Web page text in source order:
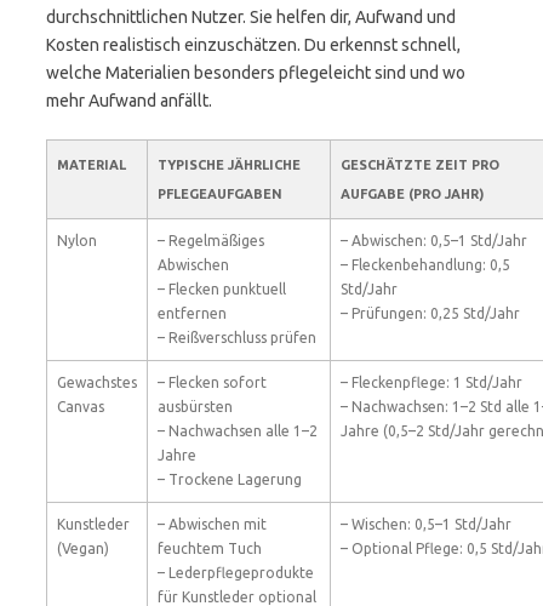
durchschnittlichen Nutzer. Sie helfen dir, Aufwand und
Kosten realistisch einzuschätzen. Du erkennst schnell,
welche Materialien besonders pflegeleicht sind und wo
mehr Aufwand anfällt.
MATERIAL
TYPISCHE JÄHRLICHE
PFLEGEAUFGABEN
GESCHÄTZTE ZEIT PRO
AUFGABE (PRO JAHR)
Nylon
– Regelmäßiges
Abwischen
– Flecken punktuell
entfernen
– Reißverschluss prüfen
– Abwischen: 0,5–1 Std/Jahr
– Fleckenbehandlung: 0,5
Std/Jahr
– Prüfungen: 0,25 Std/Jahr
Gewachstes
Canvas
– Flecken sofort
ausbürsten
– Nachwachsen alle 1–2
Jahre
– Trockene Lagerung
– Fleckenpflege: 1 Std/Jahr
– Nachwachsen: 1–2 Std alle
Jahre (0,5–2 Std/Jahr
Kunstleder
(Vegan)
– Abwischen mit
feuchtem Tuch
– Lederpflegeprodukte
für Kunstleder optional
– Wischen: 0,5–1 Std/Jahr
– Optional Pflege: 0,5 Std/